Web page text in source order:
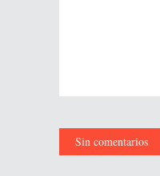
Sin comentarios